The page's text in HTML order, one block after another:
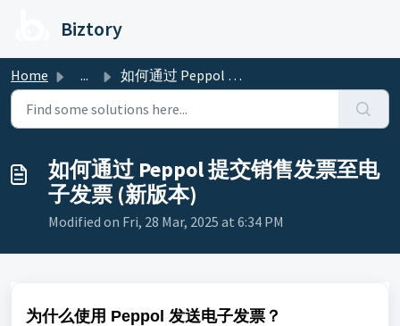
Biztory
Home ... 如何通过 Peppol 提交销售发票至电子发票 (新版本)
如何通过 Peppol 提交销售发票至电
子发票 (新版本)
Modified on Fri, 28 Mar, 2025 at 6:34 PM
为什么使用 Peppol 发送电子发票？